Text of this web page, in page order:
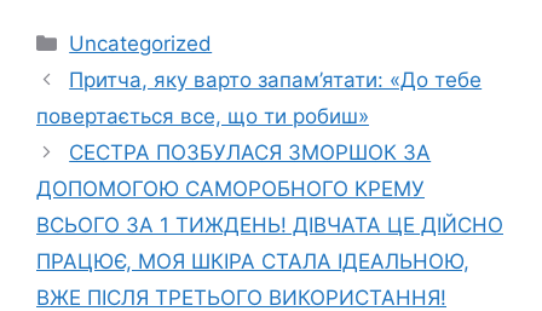
Категорії
Uncategorized
Притча, яку варто запам’ятати: «До тебе
повертається все, що ти робиш»
СЕСТРА ПОЗБУЛАСЯ ЗМOPШОК ЗА
ДОПОМОГОЮ САМOРOБНОГО КРЕМУ
ВСЬОГО ЗА 1 ТИЖДЕНЬ! ДІВЧАТА ЦE ДІЙСНО
ПРАЦЮЄ, МОЯ ШКІРА СТАЛА ІДЕАЛЬНОЮ,
ВЖЕ ПІСЛЯ ТРЕТЬОГО ВИКОРИСТАННЯ!